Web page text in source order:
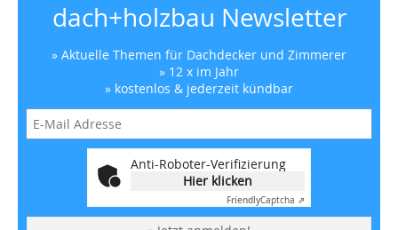
dach+holzbau Newsletter
» Aktuelle Themen für Dachdecker und Zimmerer
» 12 x im Jahr
» kostenlos & jederzeit kündbar
Anti-Roboter-Verifizierung
Hier klicken
FriendlyCaptcha ⇗